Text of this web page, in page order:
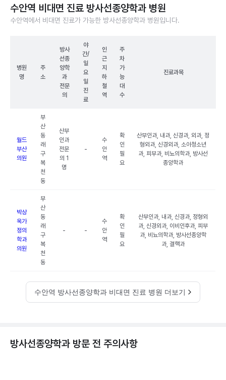
수안역 비대면 진료 방사선종양학과 병원
수안역에서 비대면 진료가 가능한 방사선종양학과 병원입니다.
병원
명
주
소
방사
선종
양학
과
전문
의
야
간/
일
요
일
진
료
인
근
지
하
철
역
주
차
가
능
대
수
진료과목
월드
부산
의원
부
산
동
래
구
복
천
동
산부
인과
전문
의 1
명
-
수
안
역
확
인
필
요
산부인과, 내과, 신경과, 외과, 정
형외과, 신경외과, 소아청소년
과, 피부과, 비뇨의학과, 방사선
종양학과
박상
욱가
정의
학과
의원
부
산
동
래
구
복
천
동
- -
수
안
역
확
인
필
요
산부인과, 내과, 신경과, 정형외
과, 신경외과, 이비인후과, 피부
과, 비뇨의학과, 방사선종양학
과, 결핵과
수안역 방사선종양학과 비대면 진료 병원 더보기
방사선종양학과 방문 전 주의사항